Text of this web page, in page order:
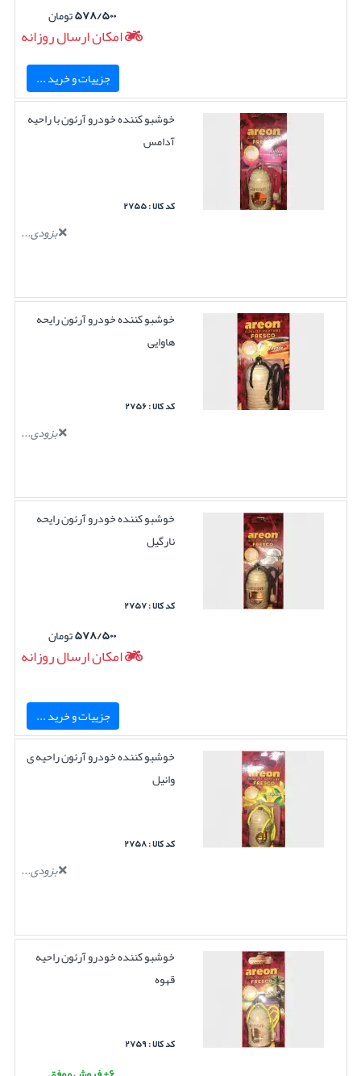
۵۷۸/۵۰۰تومان
امکان ارسال روزانه
جزییات و خرید ...
خوشبو کننده خودرو آرئون با راحیه
آدامس
کد کالا : ۲۷۵۵
بزودی...
خوشبو کننده خودرو آرئون رایحه
هاوایی
کد کالا : ۲۷۵۶
بزودی...
خوشبو کننده خودرو آرئون رایحه
نارگیل
کد کالا : ۲۷۵۷
۵۷۸/۵۰۰تومان
امکان ارسال روزانه
جزییات و خرید ...
خوشبو کننده خودرو آرئون راحیه ی
وانیل
کد کالا : ۲۷۵۸
بزودی...
خوشبو کننده خودرو آرئون راحیه
قهوه
کد کالا : ۲۷۵۹